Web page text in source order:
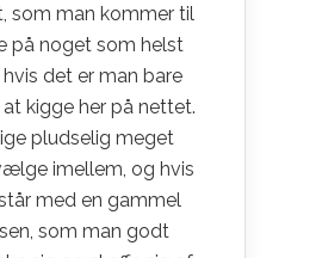
som man kommer til
på noget som helst
det er man bare
kigge her på nettet.
pludselig meget
imellem, og hvis
med en gammel
som man godt